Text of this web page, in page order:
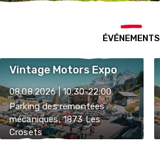
ÉVÉNEMENTS
Vintage Motors Expo
08.08.2026 | 10:30-22:00
Parking des remontées
mécaniques, 1873 Les
Crosets